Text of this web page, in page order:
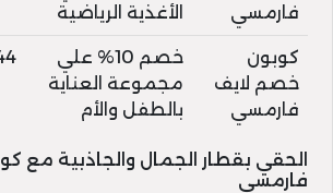
فارمسي
الأغذية الرياضية
كوبون
خصم لايف
فارمسي
خصم 10% علي
مجموعة العناية
بالطفل والأم
الحقي بقطار الجمال والجاذبية مع
فارمسي